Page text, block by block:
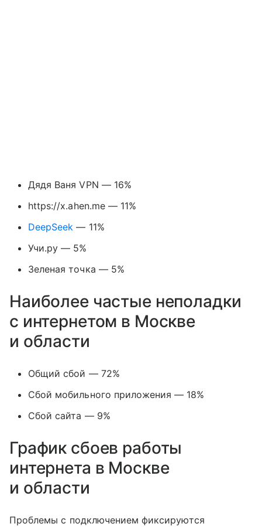
Дядя Ваня VPN — 16%
https://x.ahen.me — 11%
DeepSeek — 11%
Учи.ру — 5%
Зеленая точка — 5%
Наиболее частые неполадки
с интернетом в Москве
и области
Общий сбой — 72%
Сбой мобильного приложения — 18%
Сбой сайта — 9%
График сбоев работы
интернета в Москве
и области
Проблемы с подключением фиксируются